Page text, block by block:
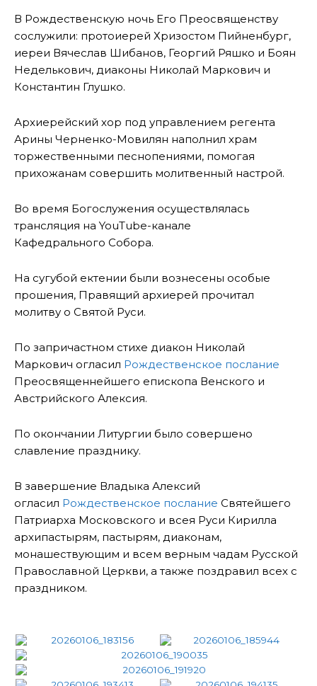
В Рождественскую ночь Его Преосвященству
сослужили: протоиерей Хризостом Пийненбург,
иереи Вячеслав Шибанов, Георгий Ряшко и Боян
Неделькович, диаконы Николай Маркович и
Константин Глушко.
Архиерейский хор под управлением регента
Арины Черненко-Мовилян наполнил храм
торжественными песнопениями, помогая
прихожанам совершить молитвенный настрой.
Во время Богослужения осуществлялась
трансляция на YouTube-канале
Кафедрального Собора.
На сугубой ектении были вознесены особые
прошения, Правящий архиерей прочитал
молитву о Святой Руси.
По запричастном стихе диакон Николай
Маркович огласил Рождественское послание
Преосвященнейшего епископа Венского и
Австрийского Алексия.
По окончании Литургии было совершено
славление празднику.
В завершение Владыка Алексий
огласил Рождественское послание Святейшего
Патриарха Московского и всея Руси Кирилла
архипастырям, пастырям, диаконам,
монашествующим и всем верным чадам Русской
Православной Церкви, а также поздравил всех с
праздником.